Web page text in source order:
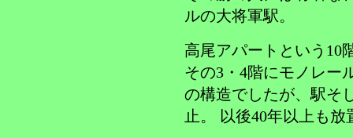
ルの大将軍駅。
高尾アパートという10
その3・4階にモノレー
の構造でしたが、駅そ
止。 以後40年以上も